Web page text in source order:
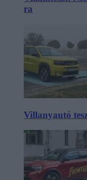
ra
Villanyautó